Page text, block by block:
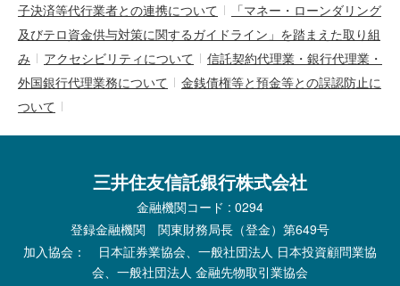
子決済等代行業者との連携について
「マネー・ローンダリング
及びテロ資金供与対策に関するガイドライン」を踏まえた取り組
み
アクセシビリティについて
信託契約代理業・銀行代理業・
外国銀行代理業務について
金銭債権等と預金等との誤認防止に
ついて
三井住友信託銀行株式会社
金融機関コード : 0294
登録金融機関 関東財務局長（登金）第649号
加入協会： 日本証券業協会、一般社団法人 日本投資顧問業協
会、一般社団法人 金融先物取引業協会